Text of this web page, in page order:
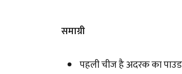
समाग्री
पहली चीज है अदरक का